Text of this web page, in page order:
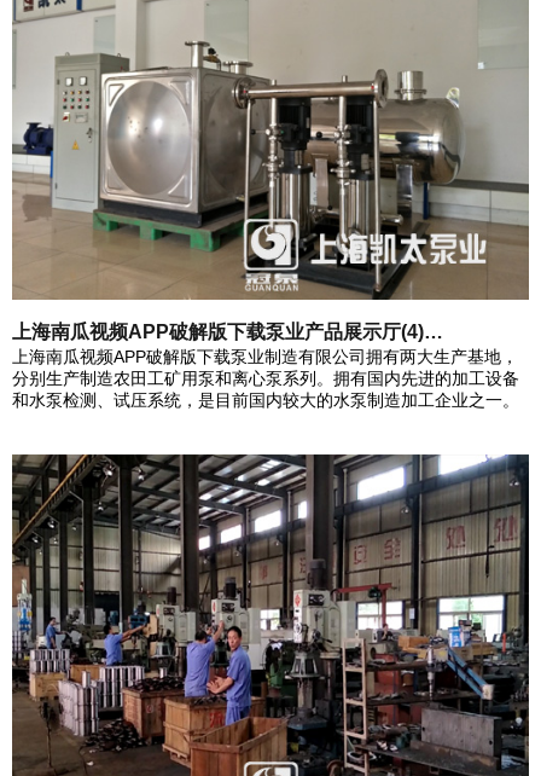
上海南瓜视频APP破解版下载泵业产品展示厅(4)…
上海南瓜视频APP破解版下载泵业制造有限公司拥有两大生产基地，
分别生产制造农田工矿用泵和离心泵系列。拥有国内先进的加工设备
和水泵检测、试压系统，是目前国内较大的水泵制造加工企业之一。